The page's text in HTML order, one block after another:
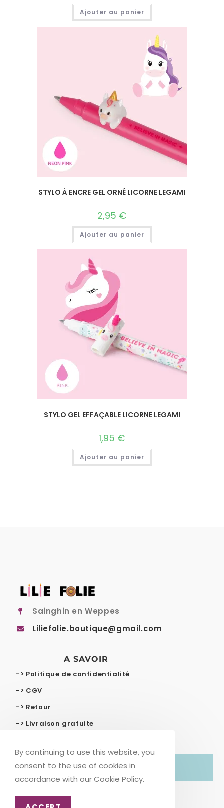
Ajouter au panier
STYLO À ENCRE GEL ORNÉ LICORNE LEGAMI
2,95 €
Ajouter au panier
STYLO GEL EFFAÇABLE LICORNE LEGAMI
1,95 €
Ajouter au panier
Sainghin en Weppes
Liliefolie.boutique@gmail.com
A SAVOIR
-> Politique de confidentialité
-> CGV
-> Retour
-> Livraison gratuite
© COPYRIGHT – LILIE FOLIE
By continuing to use this website, you
consent to the use of cookies in
accordance with our Cookie Policy.